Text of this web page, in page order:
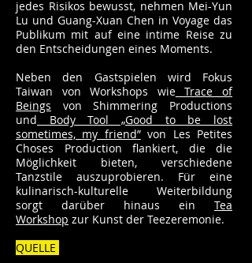
jedes Risikos bewusst, nehmen Mei-Yun
Lu und Guang-Xuan Chen in Voyage das
Publikum mit auf eine intime Reise zu
den Entscheidungen eines Moments.
Neben den Gastspielen wird Fokus
Taiwan von Workshops wieTrace of
Beings von Shimmering Productions
und Body Tool „Good to be lost
sometimes, my friend”von Les Petites
Choses Production flankiert, die die
Möglichkeit bieten, verschiedene
Tanzstile auszuprobieren. Für eine
kulinarisch-kulturelle Weiterbildung
sorgt darüber hinaus ein Tea
Workshop zur Kunst der Teezeremonie.
QUELLE